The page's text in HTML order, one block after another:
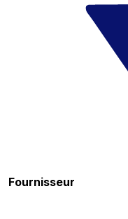
Fournisseur